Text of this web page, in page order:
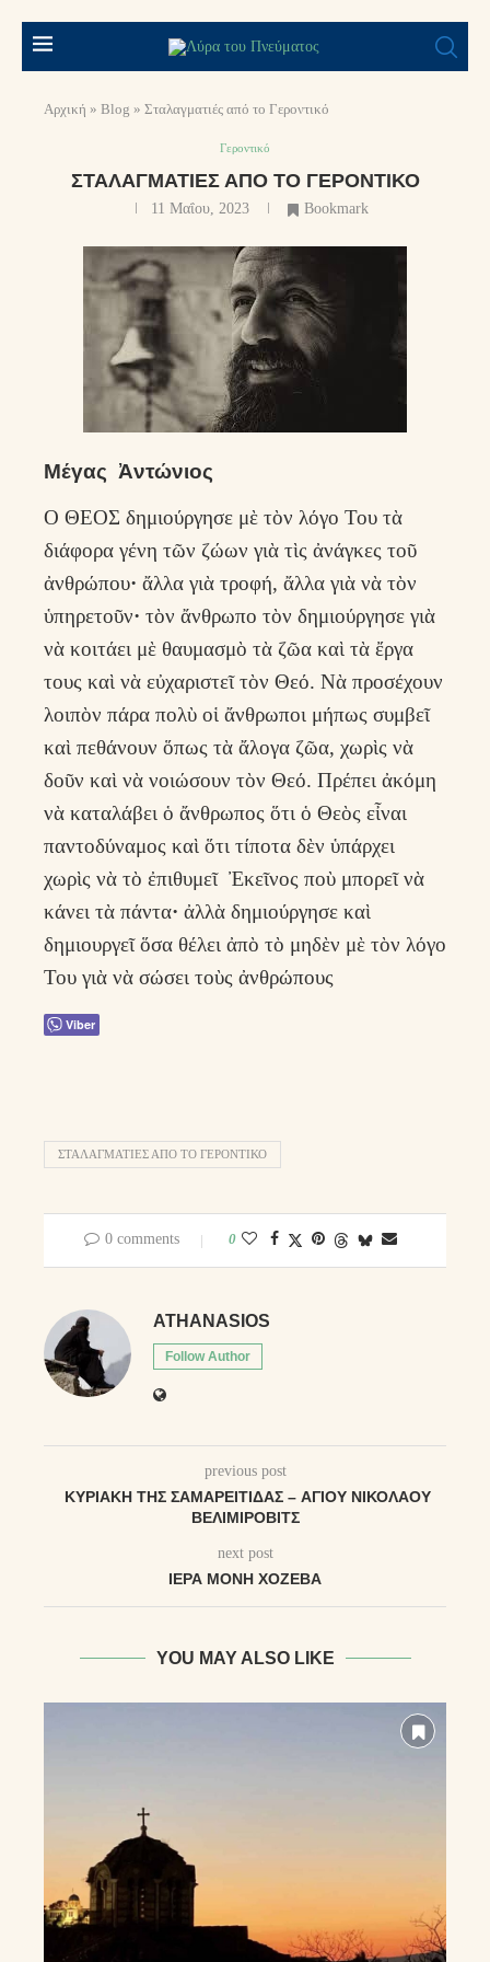
Αρχική » Blog » Σταλαγματιές από το Γεροντικό
Γεροντικό
ΣΤΑΛΑΓΜΑΤΙΈΣ ΑΠΌ ΤΟ ΓΕΡΟΝΤΙΚΌ
11 Μαΐου, 2023 Bookmark
Μέγας Ἀντώνιος
Ο ΘΕΟΣ δημιούργησε μὲ τὸν λόγο Του τὰ
διάφορα γένη τῶν ζώων γιὰ τὶς ἀνάγκες τοῦ
ἀνθρώπου· ἄλλα γιὰ τροφή, ἄλλα γιὰ νὰ τὸν
ὑπηρετοῦν· τὸν ἄνθρωπο τὸν δημιούργησε γιὰ
νὰ κοιτάει μὲ θαυμασμὸ τὰ ζῶα καὶ τὰ ἔργα
τους καὶ νὰ εὐχαριστεῖ τὸν Θεό. Νὰ προσέχουν
λοιπὸν πάρα πολὺ οἱ ἄνθρωποι μήπως συμβεῖ
καὶ πεθάνουν ὅπως τὰ ἄλογα ζῶα, χωρὶς νὰ
δοῦν καὶ νὰ νοιώσουν τὸν Θεό. Πρέπει ἀκόμη
νὰ καταλάβει ὁ ἄνθρωπος ὅτι ὁ Θεὸς εἶναι
παντοδύναμος καὶ ὅτι τίποτα δὲν ὑπάρχει
χωρὶς νὰ τὸ ἐπιθυμεῖ Ἐκεῖνος ποὺ μπορεῖ νὰ
κάνει τὰ πάντα· ἀλλὰ δημιούργησε καὶ
δημιουργεῖ ὅσα θέλει ἀπὸ τὸ μηδὲν μὲ τὸν λόγο
Του γιὰ νὰ σώσει τοὺς ἀνθρώπους
Viber
ΣΤΑΛΑΓΜΑΤΙΕΣ ΑΠΟ ΤΟ ΓΕΡΟΝΤΙΚΟ
0 comments 0
ATHANASIOS
Follow Author
previous post
ΚΥΡΙΑΚΉ ΤΗ͂Σ ΣΑΜΑΡΕΊΤΙΔΑΣ – ἉΓΊΟΥ ΝΙΚΟΛΆΟΥ
ΒΕΛΙΜΊΡΟΒΙΤΣ
next post
ΙΕΡΆ ΜΟΝΉ ΧΟΖΕΒΆ
YOU MAY ALSO LIKE